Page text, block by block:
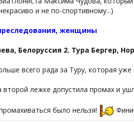
и не по-спортивному...)
женщины
Белоруссия 2. Тура Бергер,
всего рада за Туру, которая
второй лежке допустила промах и
было нельзя!